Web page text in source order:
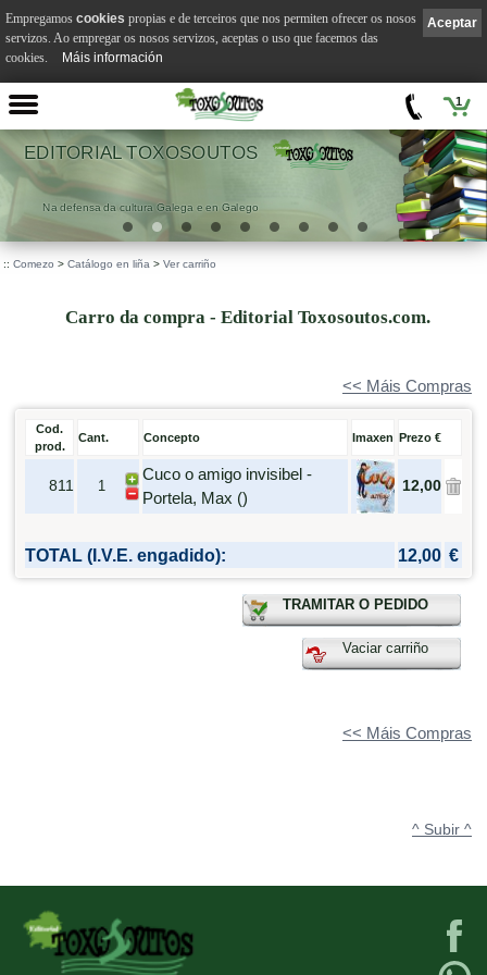
1
EDITORIAL TOXOSOUTOS
Na defensa da cultura Galega e en Galego
:: Comezo > Catálogo en liña > Ver carriño
Carro da compra - Editorial Toxosoutos.com.
<< Máis Compras
Cod.
prod.
Cant. Concepto Imaxen Prezo €
811
Cuco o amigo invisibel -
Portela, Max ()
12,00
TOTAL (I.V.E. engadido): 12,00 €
TRAMITAR O PEDIDO
Vaciar carriño
<< Máis Compras
^ Subir ^
Aceptar
Empregamos cookies propias e de terceiros que nos permiten ofrecer os nosos
servizos. Ao empregar os nosos servizos, aceptas o uso que facemos das
cookies.
Máis información